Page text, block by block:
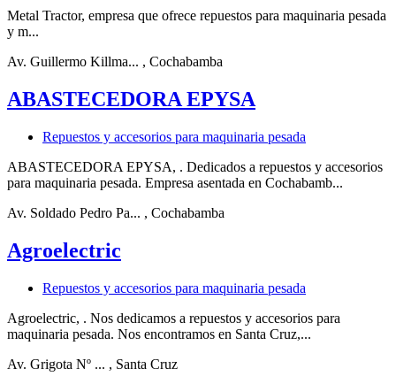
Metal Tractor, empresa que ofrece repuestos para maquinaria pesada
y m...
Av. Guillermo Killma... , Cochabamba
ABASTECEDORA EPYSA
Repuestos y accesorios para maquinaria pesada
ABASTECEDORA EPYSA, . Dedicados a repuestos y accesorios
para maquinaria pesada. Empresa asentada en Cochabamb...
Av. Soldado Pedro Pa... , Cochabamba
Agroelectric
Repuestos y accesorios para maquinaria pesada
Agroelectric, . Nos dedicamos a repuestos y accesorios para
maquinaria pesada. Nos encontramos en Santa Cruz,...
Av. Grigota Nº ... , Santa Cruz